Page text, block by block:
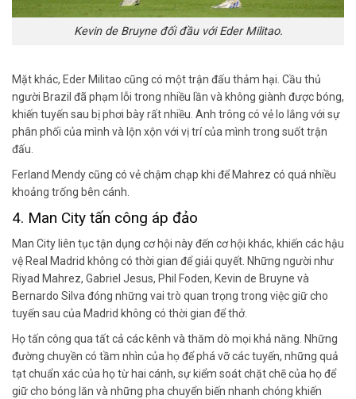
Kevin de Bruyne đối đầu với Eder Militao.
Mặt khác, Eder Militao cũng có một trận đấu thảm hại. Cầu thủ
người Brazil đã phạm lỗi trong nhiều lần và không giành được bóng,
khiến tuyến sau bị phơi bày rất nhiều. Anh trông có vẻ lo lắng với sự
phân phối của mình và lộn xộn với vị trí của mình trong suốt trận
đấu.
Ferland Mendy cũng có vẻ chậm chạp khi để Mahrez có quá nhiều
khoảng trống bên cánh.
4. Man City tấn công áp đảo
Man City liên tục tận dụng cơ hội này đến cơ hội khác, khiến các hậu
vệ Real Madrid không có thời gian để giải quyết. Những người như
Riyad Mahrez, Gabriel Jesus, Phil Foden, Kevin de Bruyne và
Bernardo Silva đóng những vai trò quan trọng trong việc giữ cho
tuyến sau của Madrid không có thời gian để thở.
Họ tấn công qua tất cả các kênh và thăm dò mọi khả năng. Những
đường chuyền có tầm nhìn của họ để phá vỡ các tuyến, những quả
tạt chuẩn xác của họ từ hai cánh, sự kiểm soát chặt chẽ của họ để
giữ cho bóng lăn và những pha chuyển biến nhanh chóng khiến